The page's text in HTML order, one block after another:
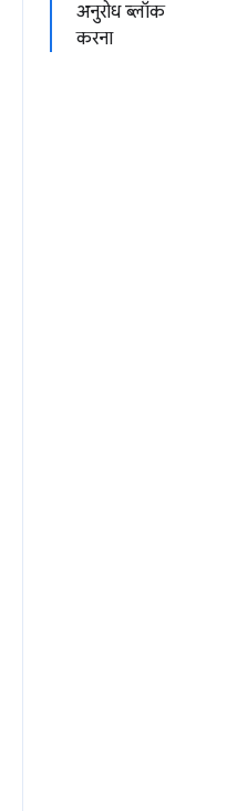
अनुरोध ब्लॉक
करना